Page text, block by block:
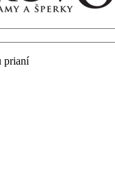
prianí